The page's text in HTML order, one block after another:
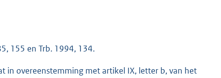
155 en Trb. 1994, 134.
in overeenstemming met artikel IX, letter b, van het